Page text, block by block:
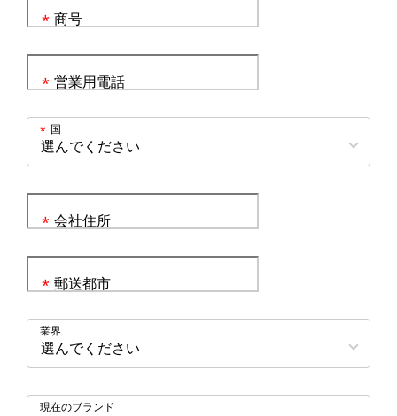
商号
*
営業用電話
*
国
*
会社住所
*
郵送都市
*
業界
現在のブランド